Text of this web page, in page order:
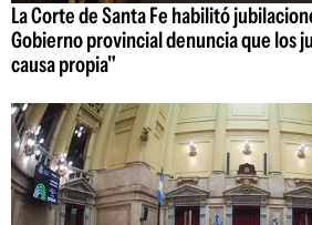
La Corte de Santa Fe habilitó
Gobierno provincial denuncia que los
causa propia"